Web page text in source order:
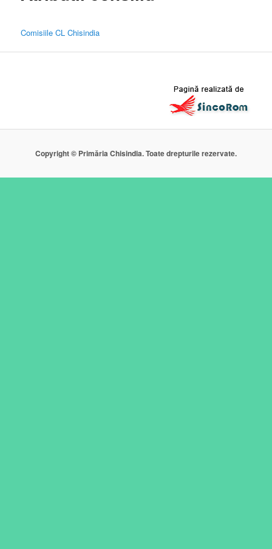
Comisiile CL Chisindia
Copyright © Primăria Chisindia. Toate drepturile rezervate.